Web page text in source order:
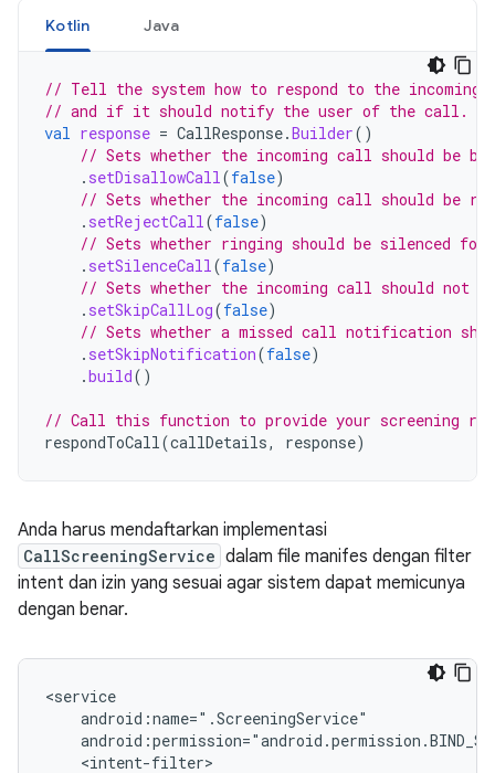
Kotlin Java
// Tell the system how to respond to the incoming
// and if it should notify the user of the call.
val response = CallResponse.Builder()
// Sets whether the incoming call should be
. setDisallowCall(false)
// Sets whether the incoming call should be
. setRejectCall(false)
// Sets whether ringing should be silenced
. setSilenceCall(false)
// Sets whether the incoming call should not
. setSkipCallLog(false)
// Sets whether a missed call notification
. setSkipNotification(false)
.build()
// Call this function to provide your screening
respondToCall(callDetails, response)
Anda harus mendaftarkan implementasi
CallScreeningService dalam file manifes dengan filter
intent dan izin yang sesuai agar sistem dapat memicunya
dengan benar.